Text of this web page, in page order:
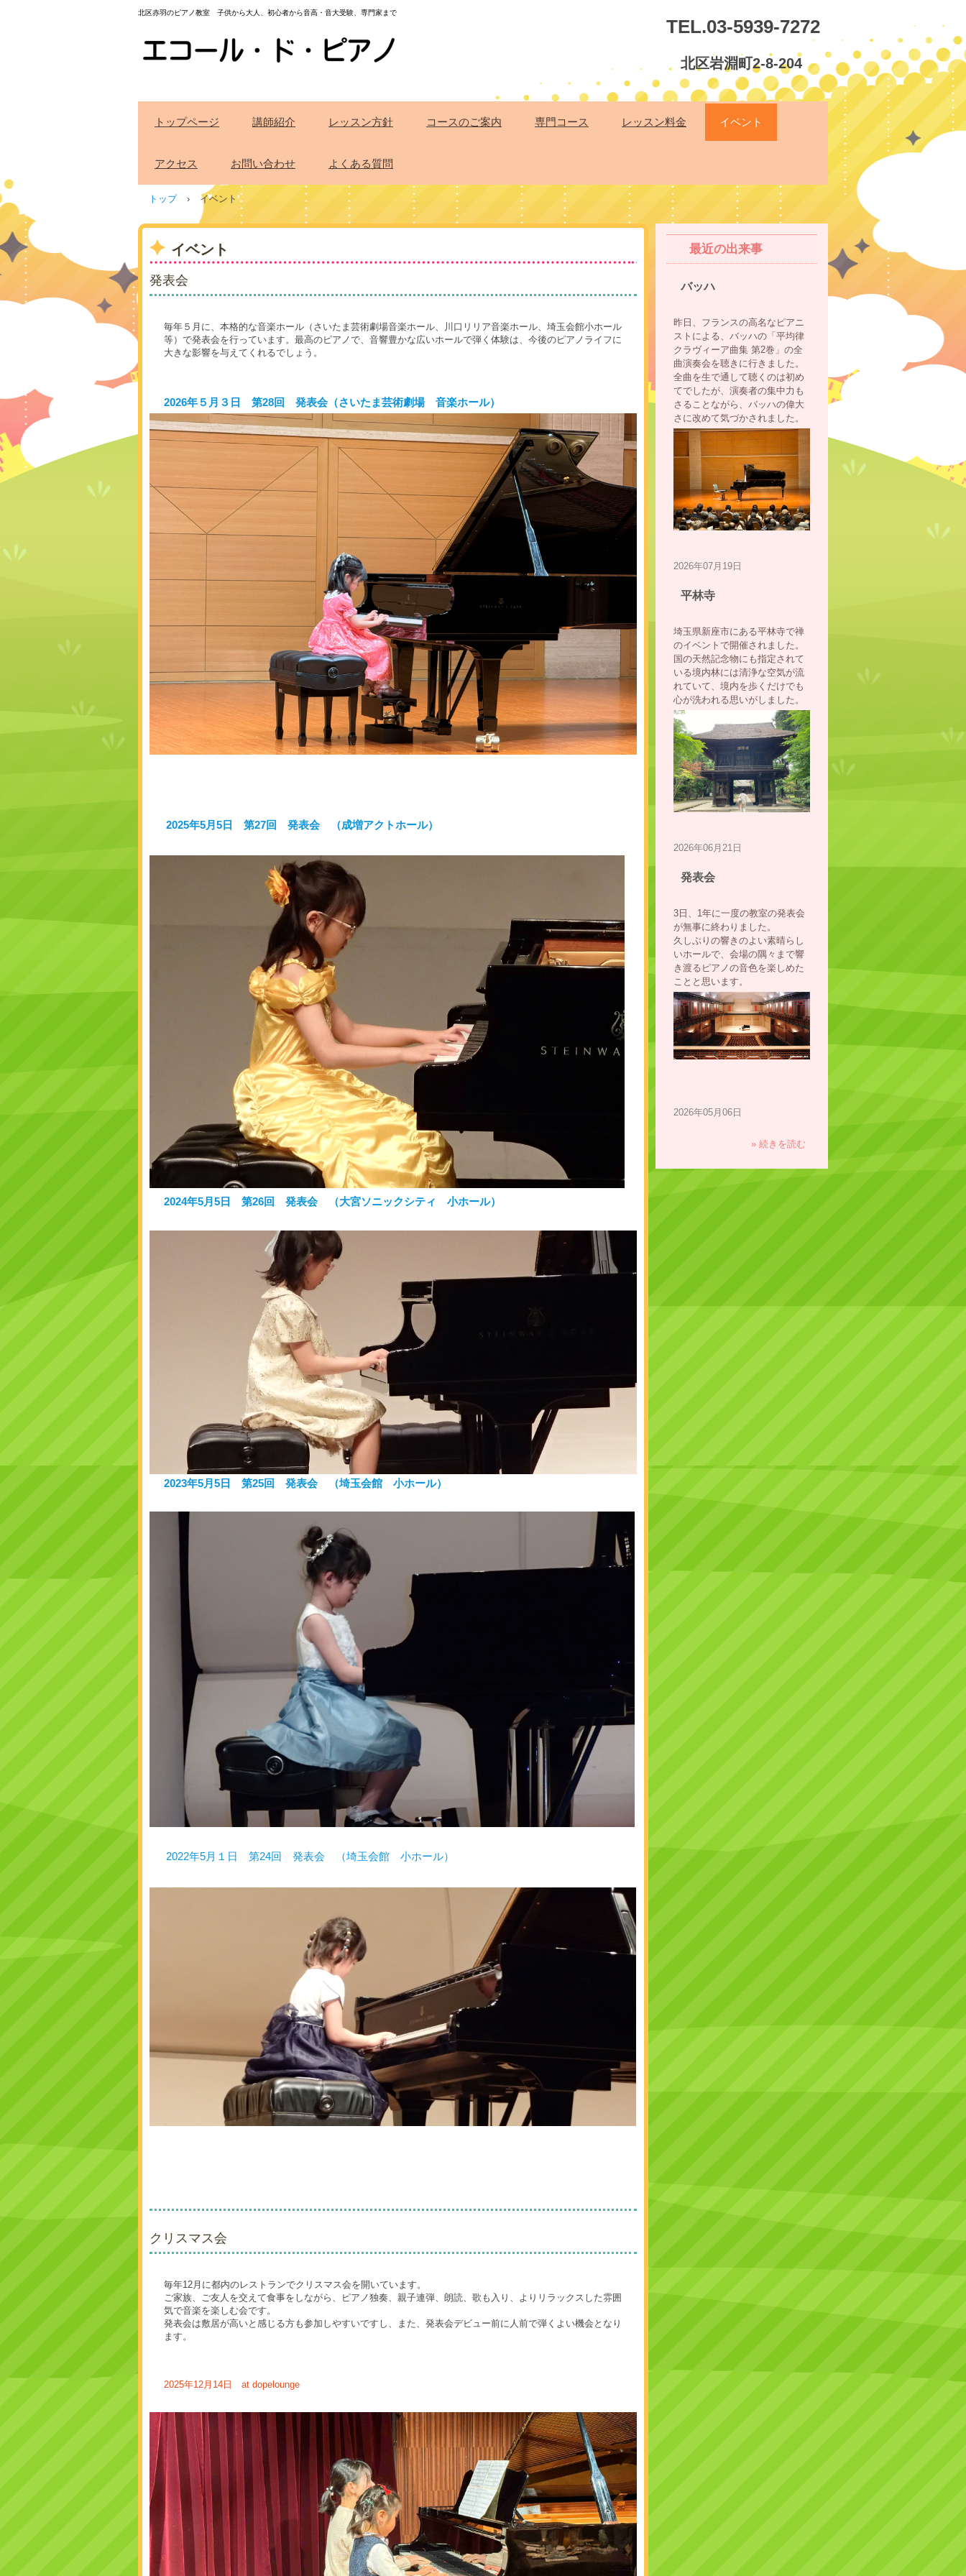
北区赤羽のピアノ教室 子供から大人、初心者から音高・音大受験、専門家まで
TEL.03-5939-7272
北区岩淵町2-8-204
トップページ 講師紹介 レッスン方針 コースのご案内 専門コース レッスン料金 イベント
アクセス お問い合わせ よくある質問
トップ › イベント
イベント
発表会
毎年５月に、本格的な音楽ホール（さいたま芸術劇場音楽ホール、川口リリア音楽ホール、埼玉会館小ホール
等）で発表会を行っています。最高のピアノで、音響豊かな広いホールで弾く体験は、今後のピアノライフに
大きな影響を与えてくれるでしょう。
2026年５月３日 第28回 発表会（さいたま芸術劇場 音楽ホール）
2025年5月5日 第27回 発表会 （成増アクトホール）
2024年5月5日 第26回 発表会 （大宮ソニックシティ 小ホール）
2023年5月5日 第25回 発表会 （埼玉会館 小ホール）
2022年5月１日 第24回 発表会 （埼玉会館 小ホール）
クリスマス会
毎年12月に都内のレストランでクリスマス会を開いています。
ご家族、ご友人を交えて食事をしながら、ピアノ独奏、親子連弾、朗読、歌も入り、よりリラックスした雰囲
気で音楽を楽しむ会です。
発表会は敷居が高いと感じる方も参加しやすいですし、また、発表会デビュー前に人前で弾くよい機会となり
ます。
2025年12月14日 at dopelounge
最近の出来事
バッハ
昨日、フランスの高名なピアニ
ストによる、バッハの「平均律
クラヴィーア曲集 第2巻」の全
曲演奏会を聴きに行きました。
全曲を生で通して聴くのは初め
てでしたが、演奏者の集中力も
さることながら、バッハの偉大
さに改めて気づかされました。
2026年07月19日
平林寺
埼玉県新座市にある平林寺で禅
のイベントで開催されました。
国の天然記念物にも指定されて
いる境内林には清浄な空気が流
れていて、境内を歩くだけでも
心が洗われる思いがしました。
2026年06月21日
発表会
3日、1年に一度の教室の発表会
が無事に終わりました。
久しぶりの響きのよい素晴らし
いホールで、会場の隅々まで響
き渡るピアノの音色を楽しめた
ことと思います。
2026年05月06日
» 続きを読む